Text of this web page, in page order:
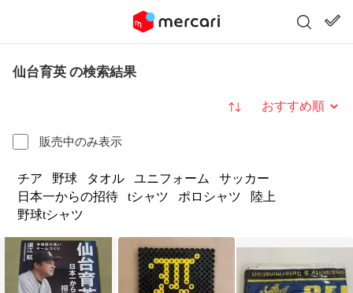
仙台育英 の検索結果
販売中のみ表示
並び替え
チア 野球 タオル ユニフォーム
サッカー
日本一からの招待
tシャツ ポロシャツ
陸上
野球tシャツ